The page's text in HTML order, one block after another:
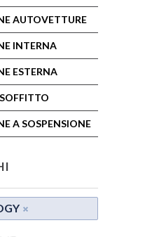
AUTOVETTURE
INTERNA
ESTERNA
A SOSPENSIONE